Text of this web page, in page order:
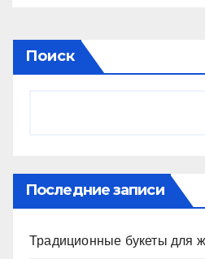
Поиск
Последние записи
Традиционные букеты для